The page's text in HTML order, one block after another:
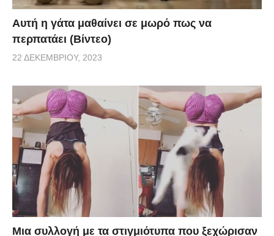
Αυτή η γάτα μαθαίνει σε μωρό πως να
περπατάει (Βίντεο)
22 ΔΕΚΕΜΒΡΊΟΥ, 2023
Μια συλλογή με τα στιγμιότυπα που ξεχώρισαν